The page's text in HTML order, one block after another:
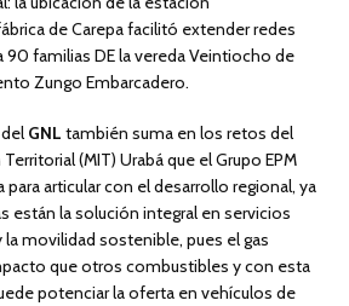
de Carepa facilitó extender redes
90 familias DE la vereda Veintiocho de
Zungo Embarcadero.
GNL también suma en los retos del
(MIT) Urabá que el Grupo EPM
articular con el desarrollo regional, ya
están la solución integral en servicios
la movilidad sostenible, pues el gas
que otros combustibles y con esta
potenciar la oferta en vehículos de